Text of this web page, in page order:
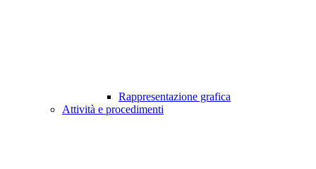
Rappresentazione grafica
Attività e procedimenti